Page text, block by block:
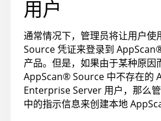
用户
通常情况下，管理员将让用户使
Source凭证来登录到 AppScan
产品。但是，如果由于某种原因
AppScan®Source 中不存在的
Enterprise Server 用户，那么
中的指示信息来创建本地